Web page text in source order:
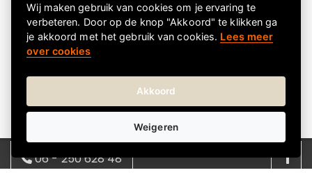
Over Kadokeus
06 - 250 628 48
Wij maken gebruik van cookies om je ervaring te
verbeteren. Door op de knop "Akkoord" te klikken ga
je akkoord met het gebruik van cookies. Lees meer
over cookies
Akkoord
Weigeren